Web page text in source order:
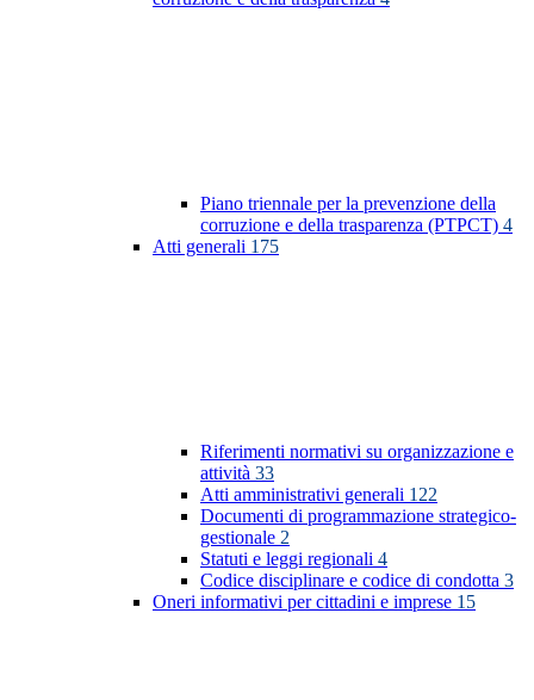
Piano triennale per la prevenzione della
corruzione e della trasparenza (PTPCT) 4
Atti generali 175
Riferimenti normativi su organizzazione e
attività 33
Atti amministrativi generali 122
Documenti di programmazione strategico-
gestionale 2
Statuti e leggi regionali 4
Codice disciplinare e codice di condotta 3
Oneri informativi per cittadini e imprese 15